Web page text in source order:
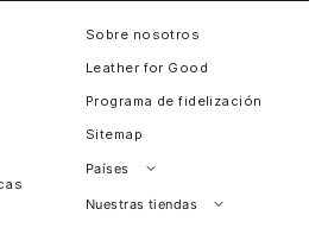
Sobre nosotros
Leather for Good
Programa de fidelización
Sitemap
Países
Perú
Nuestras tiendas